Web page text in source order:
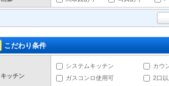
こだわり条件
キッチン
システムキッチン カウ
ガスコンロ使用可
2口